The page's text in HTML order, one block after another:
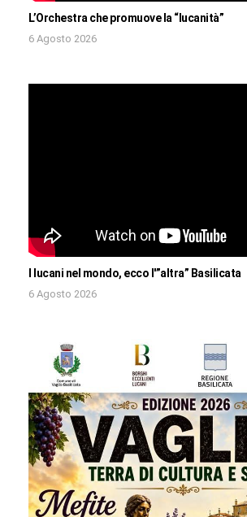
L’Orchestra che promuove la “lucanità”
6 Agosto 2026
I lucani nel mondo, ecco l'”altra” Basilicata
6 Agosto 2026